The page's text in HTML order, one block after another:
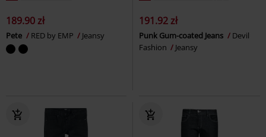
189.90 zł
Pete RED by EMP Jeansy
191.92 zł
Punk Gum-coated Jeans
Devil
Fashion
Jeansy